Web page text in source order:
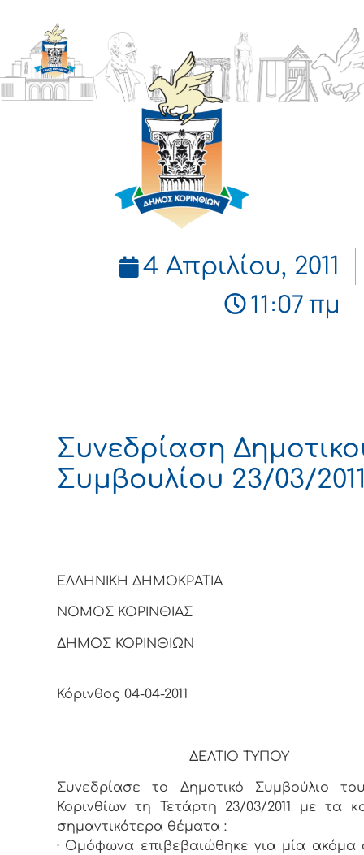
ΔΗΜΟΣ
ΚΟΡΙΝΘΙΩΝ
4 Απριλίου, 2011
11:07 πμ
Συνεδρίαση
Συμβουλίου 23/03/
ΕΛΛΗΝΙΚΗ ΔΗΜΟΚΡΑΤΙΑ
ΝΟΜΟΣ ΚΟΡΙΝΘΙΑΣ
ΔΗΜΟΣ ΚΟΡΙΝΘΙΩΝ
Κόρινθος 04-04-2011
ΔΕΛΤΙΟ ΤΥΠΟΥ
Συνεδρίασε το Δημοτικό Συμβούλιο
Κορινθίων τη Τετάρτη 23/03/2011 με τα
σημαντικότερα θέματα :
· Ομόφωνα επιβεβαιώθηκε για μία